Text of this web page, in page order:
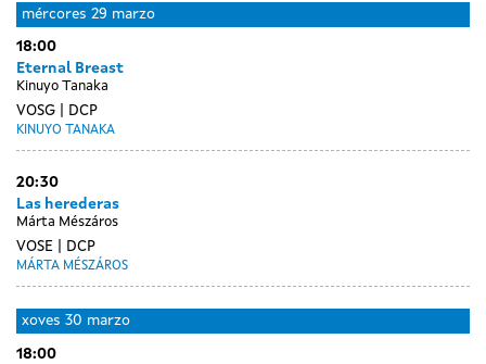
mércores 29 marzo
18:00
Eternal Breast
Kinuyo Tanaka
VOSG DCP
KINUYO TANAKA
20:30
Las herederas
Márta Mészáros
VOSE DCP
MÁRTA MÉSZÁROS
xoves 30 marzo
18:00